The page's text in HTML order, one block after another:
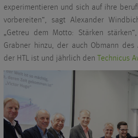
experimentieren und sich auf ihre
vorbereiten“, sagt Alexander
„Getreu dem Motto: Stärken
Grabner hinzu, der auch Obmann des
der HTL ist und jährlich den Technicus